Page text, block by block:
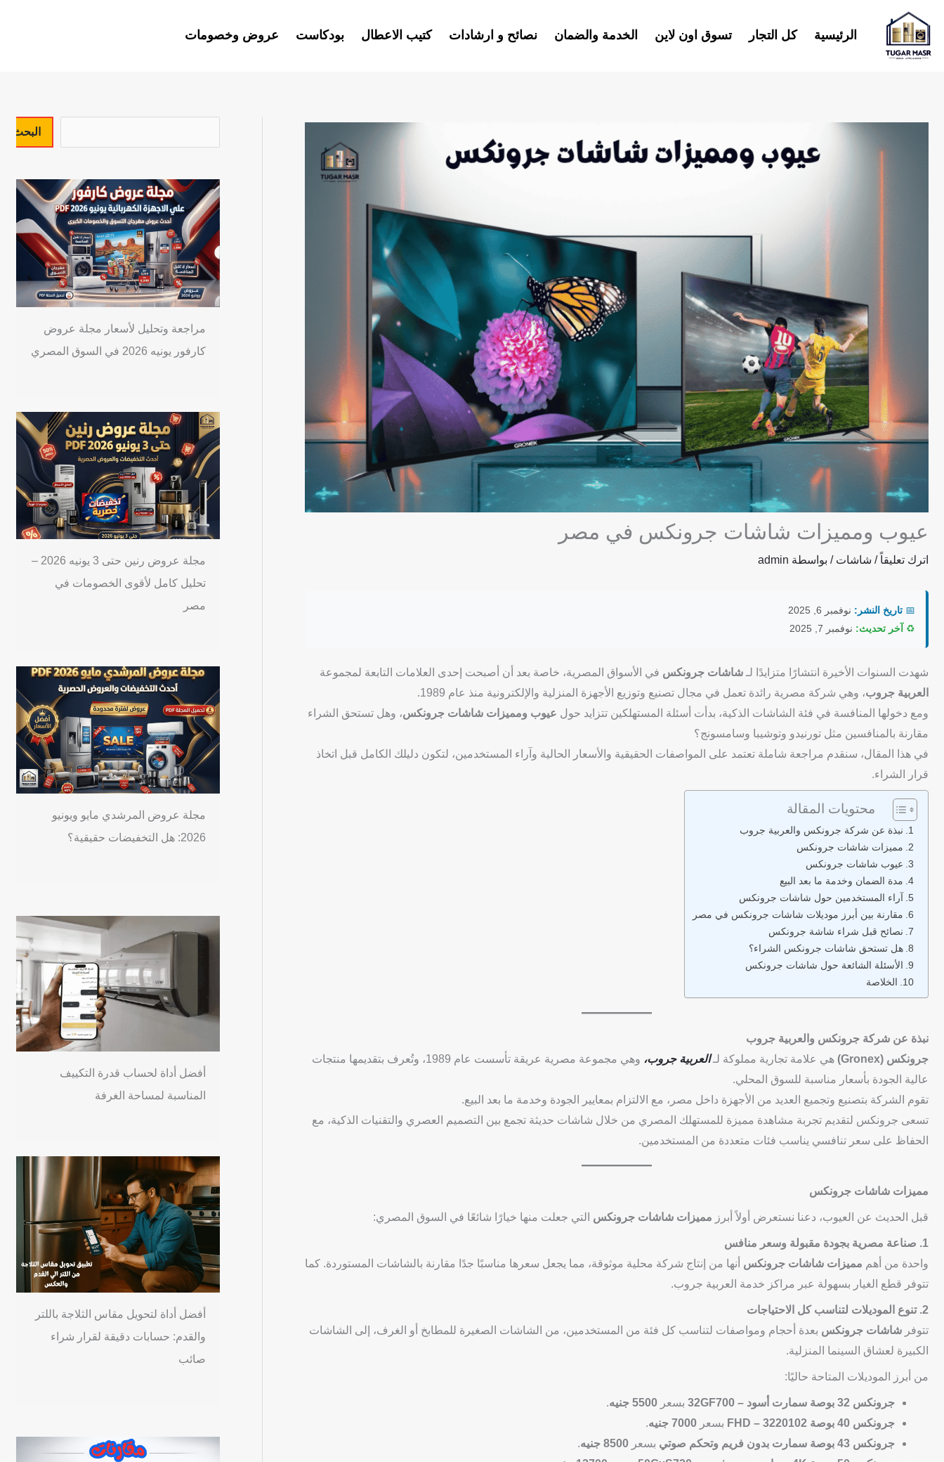
إلى
المحتوى
الرئيسية كل التجار تسوق اون لاين الخدمة والضمان نصائح و ارشادات كتيب الاعطال بودكاست عروض وخصومات
عيوب ومميزات شاشات جرونكس في مصر
اترك تعليقاً / شاشات / بواسطة admin
📅 تاريخ النشر: نوفمبر 6, 2025
♻️ آخر تحديث: نوفمبر 7, 2025
شهدت السنوات الأخيرة انتشارًا متزايدًا لـ شاشات جرونكس في الأسواق المصرية، خاصة بعد أن أصبحت إحدى العلامات التابعة لمجموعة
العربية جروب، وهي شركة مصرية رائدة تعمل في مجال تصنيع وتوزيع الأجهزة المنزلية والإلكترونية منذ عام 1989.
ومع دخولها المنافسة في فئة الشاشات الذكية، بدأت أسئلة المستهلكين تتزايد حول عيوب ومميزات شاشات جرونكس، وهل تستحق الشراء
مقارنة بالمنافسين مثل تورنيدو وتوشيبا وسامسونج؟
في هذا المقال، سنقدم مراجعة شاملة تعتمد على المواصفات الحقيقية والأسعار الحالية وآراء المستخدمين، لتكون دليلك الكامل قبل اتخاذ
قرار الشراء.
محتويات المقالة
نبذة عن شركة جرونكس والعربية جروب
مميزات شاشات جرونكس
عيوب شاشات جرونكس
مدة الضمان وخدمة ما بعد البيع
آراء المستخدمين حول شاشات جرونكس
مقارنة بين أبرز موديلات شاشات جرونكس في مصر
نصائح قبل شراء شاشة جرونكس
هل تستحق شاشات جرونكس الشراء؟
الأسئلة الشائعة حول شاشات جرونكس
الخلاصة
نبذة عن شركة جرونكس والعربية جروب
جرونكس (Gronex)
هي علامة تجارية مملوكة لـالعربية جروب،
وهي مجموعة مصرية عريقة تأسست عام 1989، وتُعرف بتقديمها منتجات
عالية الجودة بأسعار مناسبة للسوق المحلي.
تقوم الشركة بتصنيع وتجميع العديد من الأجهزة داخل مصر، مع الالتزام بمعايير الجودة وخدمة ما بعد البيع.
تسعى جرونكس لتقديم تجربة مشاهدة مميزة للمستهلك المصري من خلال شاشات حديثة تجمع بين التصميم العصري والتقنيات الذكية، مع
الحفاظ على سعر تنافسي يناسب فئات متعددة من المستخدمين.
مميزات شاشات جرونكس
قبل الحديث عن العيوب، دعنا نستعرض أولاً أبرز مميزات شاشات جرونكس التي جعلت منها خيارًا شائعًا في السوق المصري:
1. صناعة مصرية بجودة مقبولة وسعر منافس
واحدة من أهم مميزات شاشات جرونكس أنها من إنتاج شركة محلية موثوقة، مما يجعل سعرها مناسبًا جدًا مقارنة بالشاشات المستوردة. كما
تتوفر قطع الغيار بسهولة عبر مراكز خدمة العربية جروب.
2. تنوع الموديلات لتناسب كل الاحتياجات
تتوفر شاشات جرونكس بعدة أحجام ومواصفات لتناسب كل فئة من المستخدمين، من الشاشات الصغيرة للمطابخ أو الغرف، إلى الشاشات
الكبيرة لعشاق السينما المنزلية.
من أبرز الموديلات المتاحة حاليًا:
جرونكس 32 بوصة سمارت أسود – 32GF700 بسعر 5500 جنيه
.
جرونكس 40 بوصة FHD – 3220102
بسعر 7000 جنيه
.
جرونكس 43 بوصة سمارت بدون فريم وتحكم صوتي
بسعر 8500 جنيه
.
ل
ح
ث
البحث
مراجعة وتحليل لأسعار مجلة عروض
كارفور يونيه 2026 في السوق المصري
مجلة عروض رنين حتى 3 يونيه 2026 –
تحليل كامل لأقوى الخصومات في
مصر
مجلة عروض المرشدي مايو ويونيو
2026: هل التخفيضات حقيقية؟
أفضل أداة لحساب قدرة التكييف
المناسبة لمساحة الغرفة
أفضل أداة لتحويل مقاس الثلاجة باللتر
والقدم: حسابات دقيقة لقرار شراء
صائب